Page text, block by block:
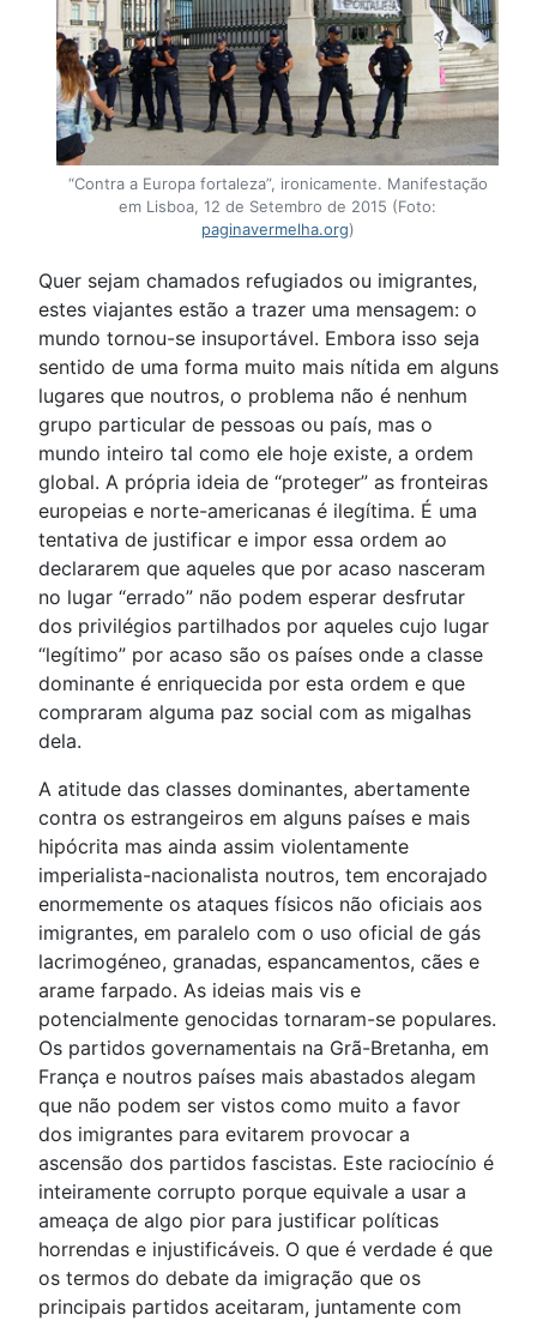
“Contra a Europa fortaleza”, ironicamente. Manifestação
em Lisboa, 12 de Setembro de 2015 (Foto:
paginavermelha.org)
Quer sejam chamados refugiados ou imigrantes,
estes viajantes estão a trazer uma mensagem: o
mundo tornou-se insuportável. Embora isso seja
sentido de uma forma muito mais nítida em alguns
lugares que noutros, o problema não é nenhum
grupo particular de pessoas ou país, mas o
mundo inteiro tal como ele hoje existe, a ordem
global. A própria ideia de “proteger” as fronteiras
europeias e norte-americanas é ilegítima. É uma
tentativa de justificar e impor essa ordem ao
declararem que aqueles que por acaso nasceram
no lugar “errado” não podem esperar desfrutar
dos privilégios partilhados por aqueles cujo lugar
“legítimo” por acaso são os países onde a classe
dominante é enriquecida por esta ordem e que
compraram alguma paz social com as migalhas
dela.
A atitude das classes dominantes, abertamente
contra os estrangeiros em alguns países e mais
hipócrita mas ainda assim violentamente
imperialista-nacionalista noutros, tem encorajado
enormemente os ataques físicos não oficiais aos
imigrantes, em paralelo com o uso oficial de gás
lacrimogéneo, granadas, espancamentos, cães e
arame farpado. As ideias mais vis e
potencialmente genocidas tornaram-se populares.
Os partidos governamentais na Grã-Bretanha, em
França e noutros países mais abastados alegam
que não podem ser vistos como muito a favor
dos imigrantes para evitarem provocar a
ascensão dos partidos fascistas. Este raciocínio é
inteiramente corrupto porque equivale a usar a
ameaça de algo pior para justificar políticas
horrendas e injustificáveis. O que é verdade é que
os termos do debate da imigração que os
principais partidos aceitaram, juntamente com